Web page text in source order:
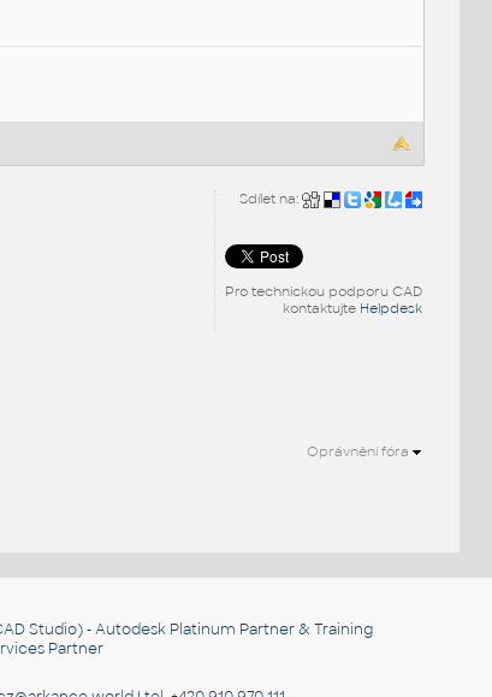
Sdílet na:
Pro technickou podporu CAD
kontaktujte Helpdesk
Oprávnění fóra
Studio) - Autodesk Platinum Partner & Training
Partner